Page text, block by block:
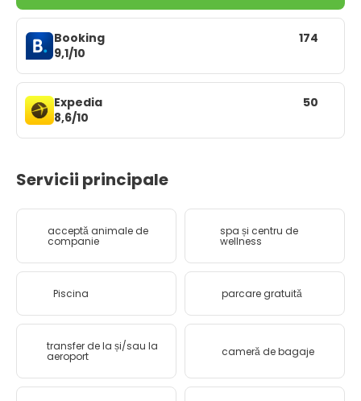
Booking
9,1/10
174
Expedia
8,6/10
50
Servicii principale
acceptă animale de
companie
spa și centru de
wellness
Piscina parcare gratuită
transfer de la și/sau la
aeroport cameră de bagaje